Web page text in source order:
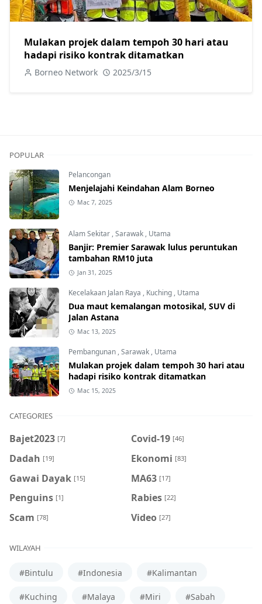
Mulakan projek dalam tempoh 30 hari atau
hadapi risiko kontrak ditamatkan
Borneo Network 2025/3/15
POPULAR
Pelancongan
Menjelajahi Keindahan Alam Borneo
Mac 7, 2025
Alam Sekitar ,Sarawak , Utama
Banjir: Premier Sarawak lulus peruntukan
tambahan RM10 juta
Jan 31, 2025
Kecelakaan Jalan Raya , Kuching , Utama
Dua maut kemalangan motosikal, SUV di
Jalan Astana
Mac 13, 2025
Pembangunan ,Sarawak , Utama
Mulakan projek dalam tempoh 30 hari atau
hadapi risiko kontrak ditamatkan
Mac 15, 2025
CATEGORIES
Bajet2023 [7] Covid-19 [46]
Dadah [19] Ekonomi [83]
Gawai Dayak [15] MA63 [17]
Penguins [1] Rabies [22]
Scam [78] Video [27]
WILAYAH
#Bintulu #Indonesia #Kalimantan
#Kuching #Malaya #Miri #Sabah